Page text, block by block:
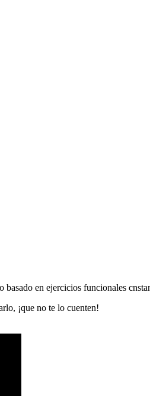
en ejercicios funcionales
¡que no te lo cuenten!